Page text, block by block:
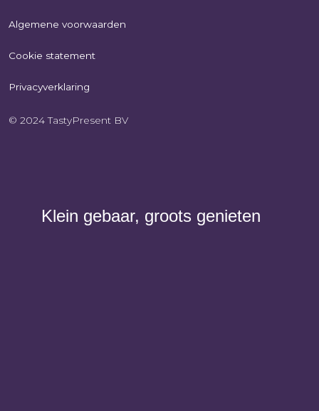
Algemene voorwaarden
Cookie statement
Privacyverklaring
© 2024 TastyPresent BV
Klein gebaar, groots genieten